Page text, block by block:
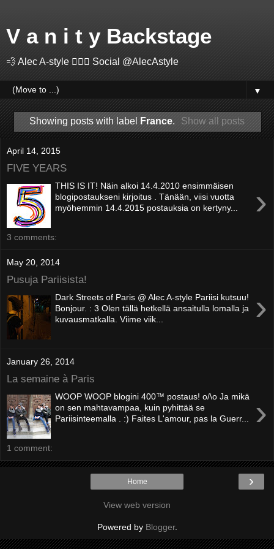
V a n i t y Backstage
💨 Alec A-style 🤽🏻‍♂️ Social @AlecAstyle
▼
Showing posts with label France. Show all posts
April 14, 2015
FIVE YEARS
›
THIS IS IT! Näin alkoi 14.4.2010 ensimmäisen
blogipostaukseni kirjoitus . Tänään, viisi vuotta
myöhemmin 14.4.2015 postauksia on kertyny...
3 comments:
May 20, 2014
Pusuja Pariisista!
›
Dark Streets of Paris @ Alec A-style Pariisi kutsuu!
Bonjour. : 3 Olen tällä hetkellä ansaitulla lomalla ja
kuvausmatkalla. Viime viik...
January 26, 2014
La semaine à Paris
›
WOOP WOOP blogini 400™ postaus! o/\o Ja mikä
on sen mahtavampaa, kuin pyhittää se
Pariisinteemalla . :) Faites L'amour, pas la Guerr...
1 comment:
›
Home
View web version
Powered by Blogger.